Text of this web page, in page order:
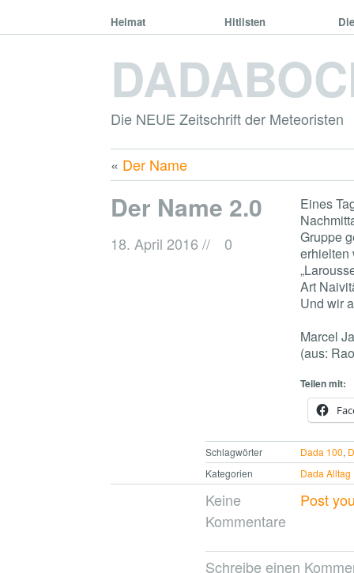
Heimat Hitlisten
Die NEUE Zeitschrift der Meteoristen
« Der Name
Der Name 2.0
18. April 2016 // 0
Eines
Gruppe
erhielten
Art
Und wir
Marcel
(aus:
Teilen mit:
Schlagwörter Dada 100,
Kategorien
Dada Alltag
Keine
Kommentare
Post
Schreibe einen